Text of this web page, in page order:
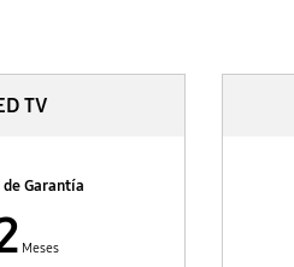
TV
Garantía
Meses